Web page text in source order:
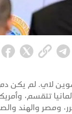
لاي. لم يكن
تتقسم،
ومصر والهند